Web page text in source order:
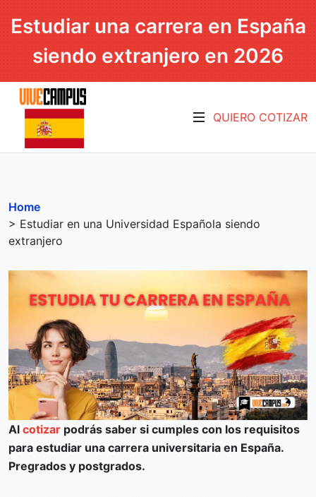
Estudiar una carrera en España
siendo extranjero en 2026
QUIERO COTIZAR
Home
> Estudiar en una Universidad Española siendo
extranjero
Al cotizar podrás saber si cumples con los requisitos
para estudiar una carrera universitaria en España.
Pregrados y postgrados.